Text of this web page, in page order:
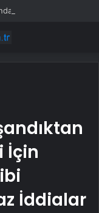
İçin
İddialar